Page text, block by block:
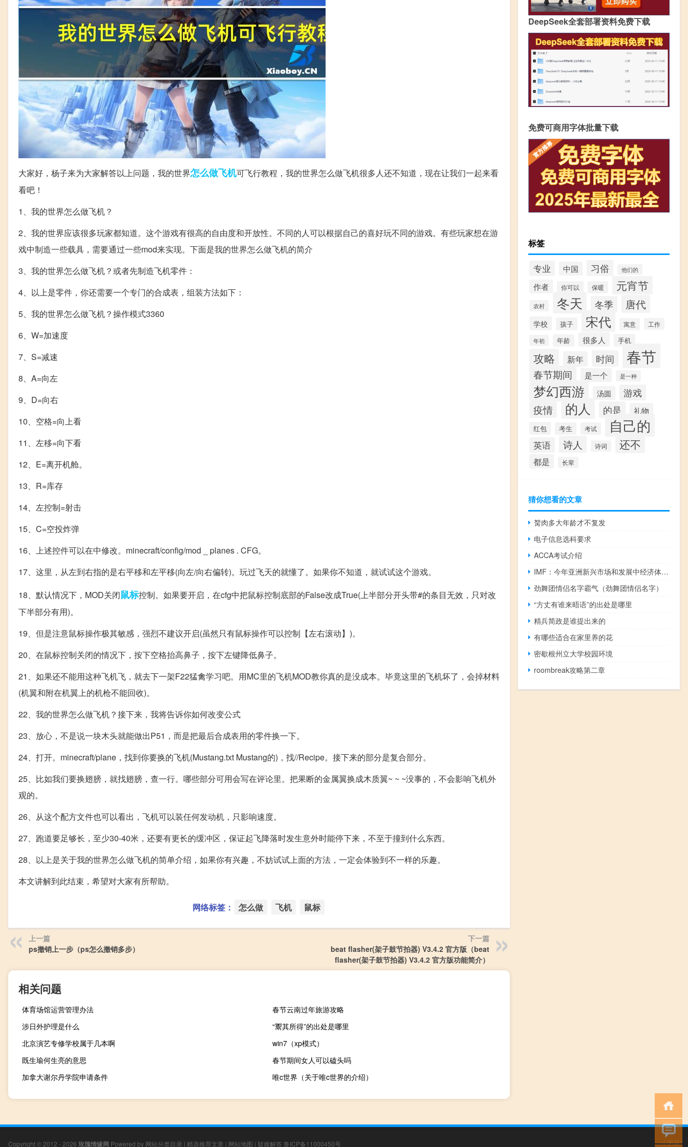
大家好，杨子来为大家解答以上问题，我的世界怎么做飞机可飞行教程，我的世界怎么做飞机很多人还不知道，现在让我们一起来看
看吧！
1、我的世界怎么做飞机？
2、我的世界应该很多玩家都知道。这个游戏有很高的自由度和开放性。不同的人可以根据自己的喜好玩不同的游戏。有些玩家想在游
戏中制造一些载具，需要通过一些mod来实现。下面是我的世界怎么做飞机的简介
3、我的世界怎么做飞机？或者先制造飞机零件：
4、以上是零件，你还需要一个专门的合成表，组装方法如下：
5、我的世界怎么做飞机？操作模式3360
6、W=加速度
7、S=减速
8、A=向左
9、D=向右
10、空格=向上看
11、左移=向下看
12、E=离开机舱。
13、R=库存
14、左控制=射击
15、C=空投炸弹
16、上述控件可以在中修改。minecraft/config/mod _ planes . CFG。
17、这里，从左到右指的是右平移和左平移(向左/向右偏转)。玩过飞天的就懂了。如果你不知道，就试试这个游戏。
18、默认情况下，MOD关闭鼠标控制。如果要开启，在cfg中把鼠标控制底部的False改成True(上半部分开头带#的条目无效，只对改
下半部分有用)。
19、但是注意鼠标操作极其敏感，强烈不建议开启(虽然只有鼠标操作可以控制【左右滚动】)。
20、在鼠标控制关闭的情况下，按下空格抬高鼻子，按下左键降低鼻子。
21、如果还不能用这种飞机飞，就去下一架F22猛禽学习吧。用MC里的飞机MOD教你真的是没成本。毕竟这里的飞机坏了，会掉材料
(机翼和附在机翼上的机枪不能回收)。
22、我的世界怎么做飞机？接下来，我将告诉你如何改变公式
23、放心，不是说一块木头就能做出P51，而是把最后合成表用的零件换一下。
24、打开。minecraft/plane，找到你要换的飞机(Mustang.txt Mustang的)，找//Recipe。接下来的部分是复合部分。
25、比如我们要换翅膀，就找翅膀，查一行。哪些部分可用会写在评论里。把果断的金属翼换成木质翼~ ~ ~没事的，不会影响飞机外
观的。
26、从这个配方文件也可以看出，飞机可以装任何发动机，只影响速度。
27、跑道要足够长，至少30-40米，还要有更长的缓冲区，保证起飞降落时发生意外时能停下来，不至于撞到什么东西。
28、以上是关于我的世界怎么做飞机的简单介绍，如果你有兴趣，不妨试试上面的方法，一定会体验到不一样的乐趣。
本文讲解到此结束，希望对大家有所帮助。
网络标签： 怎么做 飞机 鼠标
上一篇
ps撤销上一步（ps怎么撤销多步）
下一篇
beat flasher(架子鼓节拍器) V3.4.2 官方版（beat
flasher(架子鼓节拍器) V3.4.2 官方版功能简介）
相关问题
体育场馆运营管理办法
春节云南过年旅游攻略
涉日外护理是什么
“鬻其所得”的出处是哪里
北京演艺专修学校属于几本啊
win7（xp模式）
既生瑜何生亮的意思
春节期间女人可以磕头吗
加拿大谢尔丹学院申请条件
唯c世界（关于唯c世界的介绍）
DeepSeek全套部署资料免费下载
免费可商用字体批量下载
标签
专业 中国 习俗 他们的
作者 你可以 保暖 元宵节
农村 冬天 冬季 唐代
学校 孩子 宋代 寓意 工作
年初 年龄 很多人 手机
攻略 新年 时间 春节
春节期间 是一个 是一种
梦幻西游 汤圆 游戏
疫情 的人 的是 礼物
红包 考生 考试 自己的
英语 诗人 诗词 还不
都是 长辈
猜你想看的文章
胬肉多大年龄才不复发
电子信息选科要求
ACCA考试介绍
IMF：今年亚洲新兴市场和发展中经济体经济增速有望升至5.2%
劲舞团情侣名字霸气（劲舞团情侣名字）
“方丈有谁来晤语”的出处是哪里
精兵简政是谁提出来的
有哪些适合在家里养的花
密歇根州立大学校园环境
roombreak攻略第二章
Copyright © 2012 - 2026 玫瑰情缘网 Powered by 网站分类目录 | 精选推荐文章 | 网站地图 | 疑难解答 鲁ICP备11000450号 小男孩